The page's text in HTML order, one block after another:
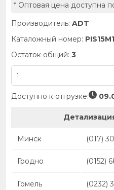
* Оптовая цена доступна
Производитель: ADT
Каталожный номер:
Остаток общий: 3
Доступно к отгрузке:
Минск (017)
Гродно (0152)
Гомель (0232)